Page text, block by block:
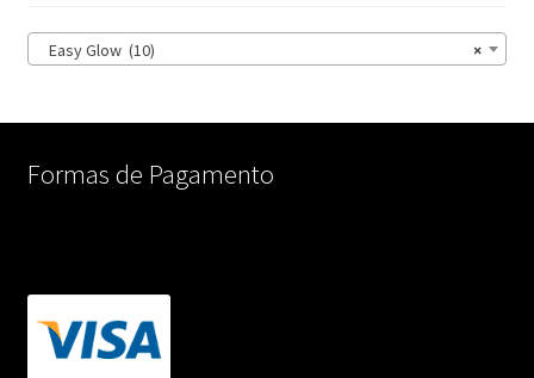
×
Easy Glow (10)
Formas de Pagamento